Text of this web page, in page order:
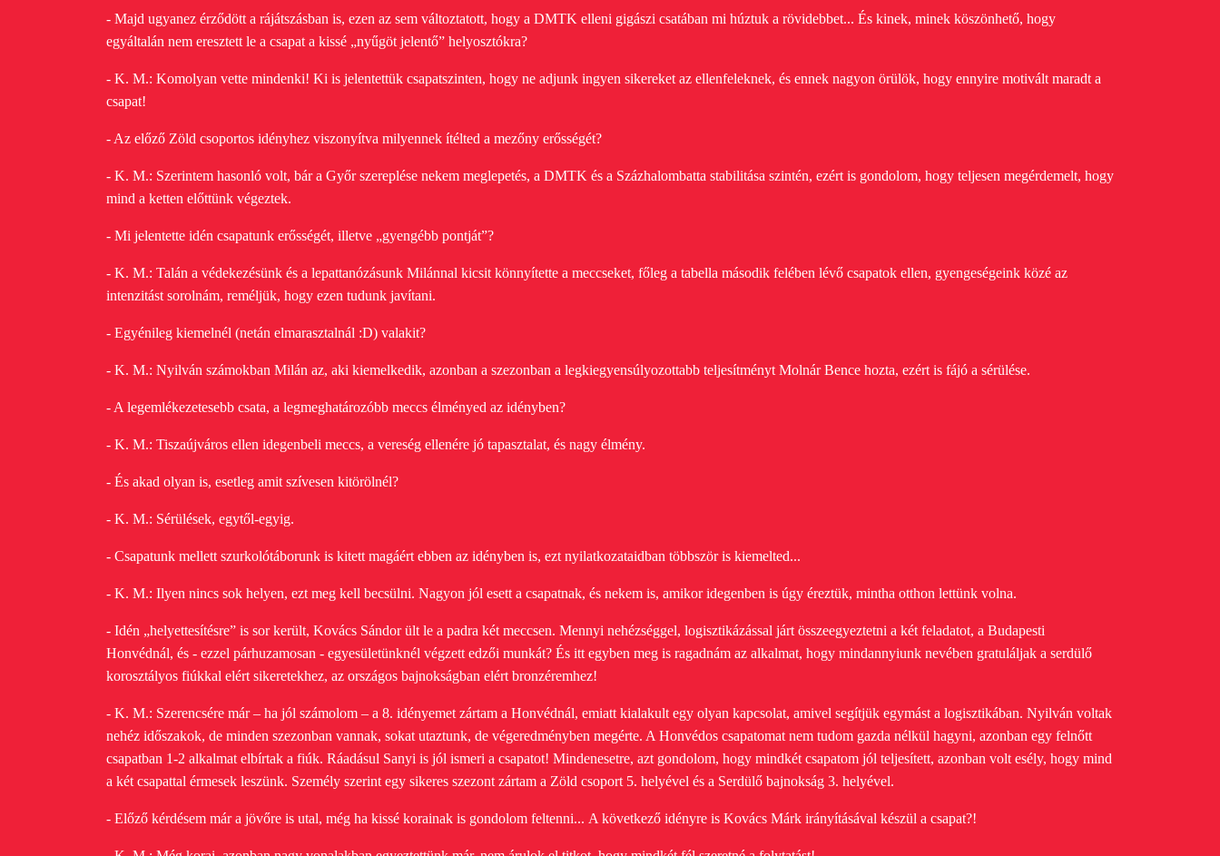
- Majd ugyanez érződött a rájátszásban is, ezen az sem változtatott, hogy a DMTK elleni gigászi csatában mi húztuk a rövidebbet... És kinek, minek köszönhető, hogy
egyáltalán nem eresztett le a csapat a kissé „nyűgöt jelentő” helyosztókra?
- K. M.: Komolyan vette mindenki! Ki is jelentettük csapatszinten, hogy ne adjunk ingyen sikereket az ellenfeleknek, és ennek nagyon örülök, hogy ennyire motivált maradt a
csapat!
- Az előző Zöld csoportos idényhez viszonyítva milyennek ítélted a mezőny erősségét?
- K. M.: Szerintem hasonló volt, bár a Győr szereplése nekem meglepetés, a DMTK és a Százhalombatta stabilitása szintén, ezért is gondolom, hogy teljesen megérdemelt, hogy
mind a ketten előttünk végeztek.
- Mi jelentette idén csapatunk erősségét, illetve „gyengébb pontját”?
- K. M.: Talán a védekezésünk és a lepattanózásunk Milánnal kicsit könnyítette a meccseket, főleg a tabella második felében lévő csapatok ellen, gyengeségeink közé az
intenzitást sorolnám, reméljük, hogy ezen tudunk javítani.
- Egyénileg kiemelnél (netán elmarasztalnál :D) valakit?
- K. M.: Nyilván számokban Milán az, aki kiemelkedik, azonban a szezonban a legkiegyensúlyozottabb teljesítményt Molnár Bence hozta, ezért is fájó a sérülése.
- A legemlékezetesebb csata, a legmeghatározóbb meccs élményed az idényben?
- K. M.: Tiszaújváros ellen idegenbeli meccs, a vereség ellenére jó tapasztalat, és nagy élmény.
- És akad olyan is, esetleg amit szívesen kitörölnél?
- K. M.: Sérülések, egytől-egyig.
- Csapatunk mellett szurkolótáborunk is kitett magáért ebben az idényben is, ezt nyilatkozataidban többször is kiemelted...
- K. M.: Ilyen nincs sok helyen, ezt meg kell becsülni. Nagyon jól esett a csapatnak, és nekem is, amikor idegenben is úgy éreztük, mintha otthon lettünk volna.
- Idén „helyettesítésre” is sor került, Kovács Sándor ült le a padra két meccsen. Mennyi nehézséggel, logisztikázással járt összeegyeztetni a két feladatot, a Budapesti
Honvédnál, és - ezzel párhuzamosan - egyesületünknél végzett edzői munkát? És itt egyben meg is ragadnám az alkalmat, hogy mindannyiunk nevében gratuláljak a serdülő
korosztályos fiúkkal elért sikeretekhez, az országos bajnokságban elért bronzéremhez!
- K. M.: Szerencsére már – ha jól számolom – a 8. idényemet zártam a Honvédnál, emiatt kialakult egy olyan kapcsolat, amivel segítjük egymást a logisztikában. Nyilván voltak
nehéz időszakok, de minden szezonban vannak, sokat utaztunk, de végeredményben megérte. A Honvédos csapatomat nem tudom gazda nélkül hagyni, azonban egy felnőtt
csapatban 1-2 alkalmat elbírtak a fiúk. Ráadásul Sanyi is jól ismeri a csapatot! Mindenesetre, azt gondolom, hogy mindkét csapatom jól teljesített, azonban volt esély, hogy mind
a két csapattal érmesek leszünk. Személy szerint egy sikeres szezont zártam a Zöld csoport 5. helyével és a Serdülő bajnokság 3. helyével.
- Előző kérdésem már a jövőre is utal, még ha kissé korainak is gondolom feltenni... A következő idényre is Kovács Márk irányításával készül a csapat?!